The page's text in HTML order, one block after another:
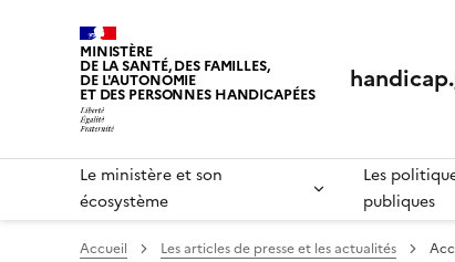
MINISTÈRE
DE LA SANTÉ, DES FAMILLES,
DE L'AUTONOMIE
ET DES PERSONNES HANDICAPÉES
Le ministère et son
écosystème
Les
publiques
Accueil Les articles de presse et les actualités